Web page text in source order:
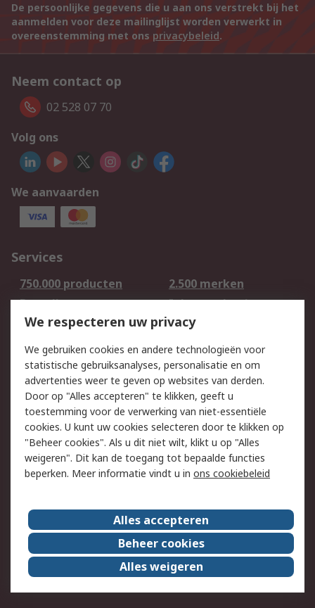
De persoonlijke gegevens die u aan ons verstrekt bij het
aanmelden voor deze mailinglijst worden verwerkt in
overeenstemming met ons privacybeleid.
Neem contact op
02 528 07 70
Volg ons
We aanvaarden
Services
750.000 producten
2.500 merken
Bestellen
Inkoopoplossingen
Retouren
Technisch advies
Track & Trace
Wettelijk
Cookiebeleid
Email veiligheid
Privacybeleid -
Bijgewerkt
Websitevoorwaarden
Algemene
verkoopvoorwaarden
Over RS
RS Group
Over ons
RS wereldwijd
Werken bij RS
ESG
We respecteren uw privacy
We gebruiken cookies en andere technologieën voor
statistische gebruiksanalyses, personalisatie en om
advertenties weer te geven op websites van derden.
Door op "Alles accepteren" te klikken, geeft u
toestemming voor de verwerking van niet-essentiële
cookies. U kunt uw cookies selecteren door te klikken op
"Beheer cookies". Als u dit niet wilt, klikt u op "Alles
weigeren". Dit kan de toegang tot bepaalde functies
beperken. Meer informatie vindt u in ons cookiebeleid
Alles accepteren
Beheer cookies
Alles weigeren